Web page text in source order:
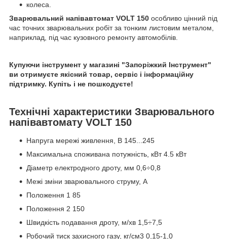
колеса.
Зварювальний напівавтомат VOLT 150 особливо цінний під
час точних зварювальних робіт за тонким листовим металом,
наприклад, під час кузовного ремонту автомобілів.
Купуючи інструмент у магазині "Запоріжкий Інструмент"
ви отримуєте якісний товар, сервіс і інформаційну
підтримку. Купіть і не пошкодуєте!
Технічні характеристики Зварювального
напівавтомату VOLT 150
Напруга мережі живлення, В 145...245
Максимальна споживана потужність, кВт 4.5 кВт
Діаметр електродного дроту, мм 0,6÷0,8
Межі зміни зварювального струму, А
Положення 1 85
Положення 2 150
Швидкість подавання дроту, м/хв 1,5÷7,5
Робочий тиск захисного газу, кг/см3 0,15-1,0